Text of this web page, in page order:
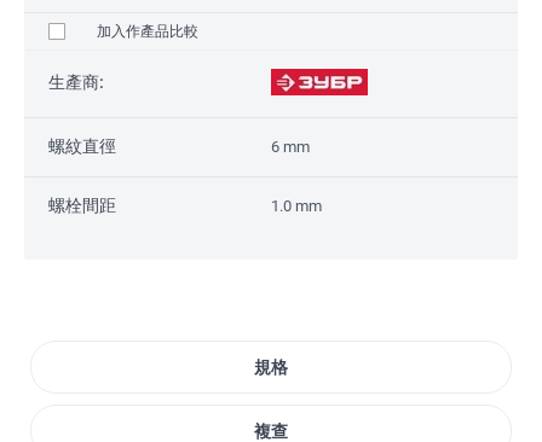
加入作產品比較
生產商:
螺紋直徑 6 mm
螺栓間距 1.0 mm
規格
複查